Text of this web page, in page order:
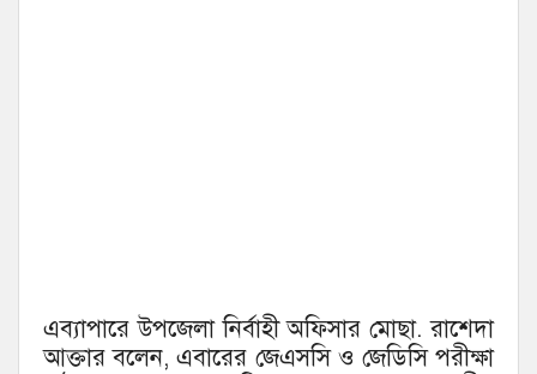
এব্যাপারে উপজেলা নির্বাহী অফিসার মোছা. রাশেদা
আক্তার বলেন, এবারের জেএসসি ও জেডিসি পরীক্ষা